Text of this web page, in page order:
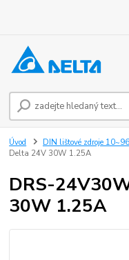
Úvod DIN lištové zdroje
Delta 24V 30W 1.25A
DRS-
30W 1.25A